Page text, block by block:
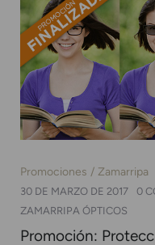
Promociones Zamarripa
30 DE MARZO DE 2017
0
ZAMARRIPA ÓPTICOS
Promoción: